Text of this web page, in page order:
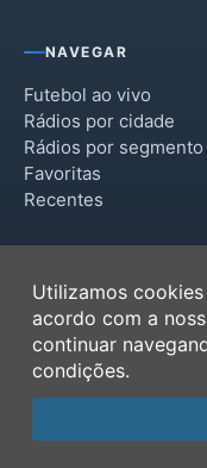
NAVEGAR
Futebol ao vivo
Rádios por cidade
Rádios por segmento
Favoritas
Recentes
Termos de Uso
Política de
Ferramentas
Contato
Utilizamos
acordo com a
continuar
condições.